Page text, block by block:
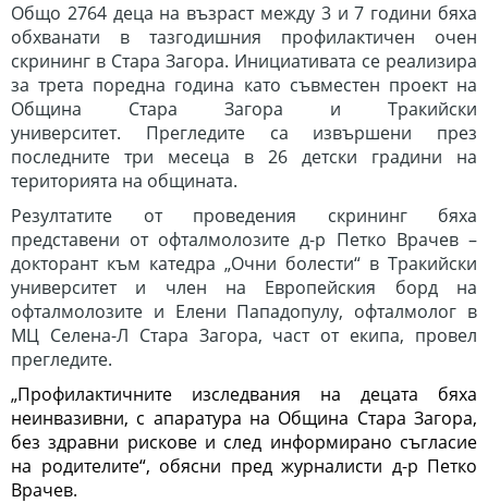
Общо 2764 деца на възраст между 3 и 7 години бяха
обхванати в тазгодишния профилактичен очен
скрининг в Стара Загора. Инициативата се реализира
за трета поредна година като съвместен проект на
Община Стара Загора и Тракийски
университет.
Прегледите са извършени през
последните три месеца в 26 детски градини на
територията на общината.
Резултатите от проведения скрининг бяха
представени от офталмолозите д-р Петко Врачев –
докторант към катедра „Очни болести“ в Тракийски
университет и член на Европейския борд на
офталмолозите и Елени Пападопулу, офталмолог в
МЦ Селена-Л Стара Загора, част от екипа, провел
прегледите.
„Профилактичните изследвания на децата бяха
неинвазивни, с апаратура на Община Стара Загора,
без здравни рискове и след информирано съгласие
на родителите“, обясни пред журналисти д-р Петко
Врачев.